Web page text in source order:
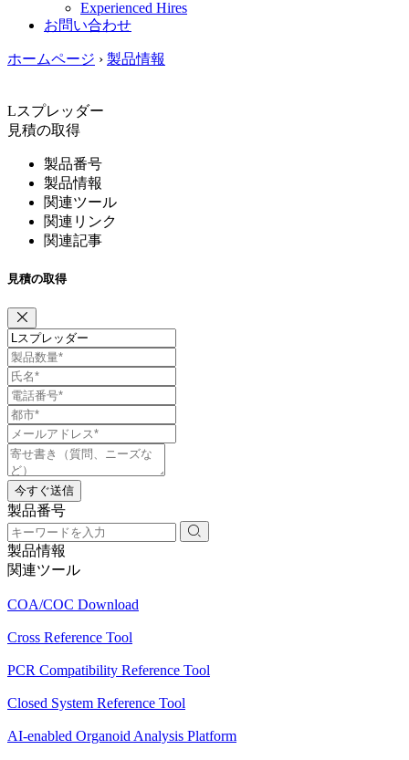
Experienced Hires
お問い合わせ
ホームページ › 製品情報
Lスプレッダー
見積の取得
製品番号
製品情報
関連ツール
関連リンク
関連記事
見積の取得
今すぐ送信
製品番号
製品情報
関連ツール
COA/COC Download
Cross Reference Tool
PCR Compatibility Reference Tool
Closed System Reference Tool
AI-enabled Organoid Analysis Platform